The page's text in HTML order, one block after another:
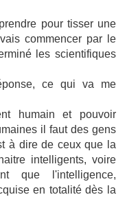
pour tisser une
commencer par le
les scientifiques
ce qui va me
humain et pouvoir
il faut des gens
à dire de ceux que la
intelligents, voire
que l'intelligence,
en totalité dès la